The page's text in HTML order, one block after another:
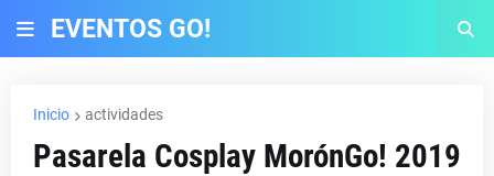
EVENTOS GO!
Inicio actividades
Pasarela Cosplay MorónGo! 2019